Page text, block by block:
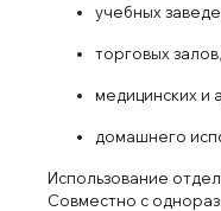
учебных завед
торговых залов
медицинских и
домашнего
Использование
Совместно с одно